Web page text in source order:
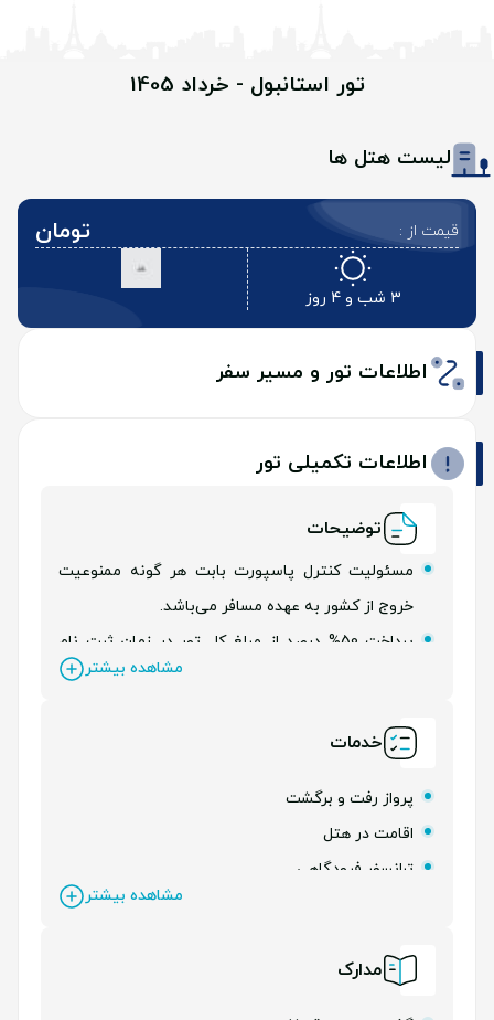
تور استانبول - خرداد 1405
لیست هتل ها
قیمت از : تومان
3 شب و 4 روز
اطلاعات تور و مسیر سفر
اطلاعات تکمیلی تور
توضیحات
مسئولیت کنترل پاسپورت بابت هر گونه ممنوعیت
خروج از کشور به عهده مسافر می‌باشد.
پرداخت 50% درصد از مبلغ کل تور در زمان ثبت نام
مشاهده بیشتر
خدمات
پرواز رفت و برگشت
اقامت در هتل
ترانسفر فرودگاهی
مشاهده بیشتر
مدارک